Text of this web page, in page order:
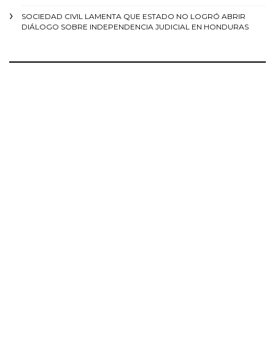
SOCIEDAD CIVIL LAMENTA QUE ESTADO NO LOGRÓ ABRIR
DIÁLOGO SOBRE INDEPENDENCIA JUDICIAL EN HONDURAS